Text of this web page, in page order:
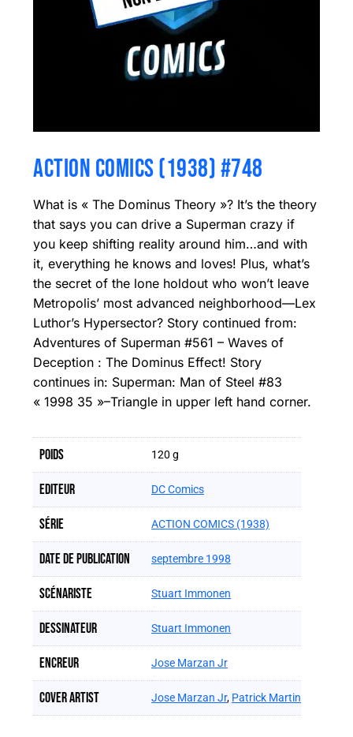
ACTION COMICS (1938) #748
What is « The Dominus Theory »? It’s the theory
that says you can drive a Superman crazy if
you keep shifting reality around him…and with
it, everything he knows and loves! Plus, what’s
the secret of the lone holdout who won’t leave
Metropolis’ most advanced neighborhood—Lex
Luthor’s Hypersector? Story continued from:
Adventures of Superman #561 – Waves of
Deception : The Dominus Effect! Story
continues in: Superman: Man of Steel #83
« 1998 35 »–Triangle in upper left hand corner.
Poids 120 g
Editeur DC Comics
Série ACTION COMICS (1938)
Date de publication septembre 1998
Scénariste Stuart Immonen
Dessinateur Stuart Immonen
Encreur Jose Marzan Jr
Cover artist Jose Marzan Jr, Patrick Martin